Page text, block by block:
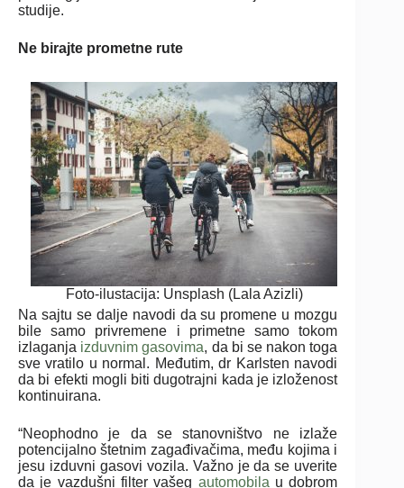
studije.
Ne birajte prometne rute
Foto-ilustacija: Unsplash (Lala Azizli)
Na sajtu se dalje navodi da su promene u mozgu
bile samo privremene i primetne samo tokom
izlaganja izduvnim gasovima, da bi se nakon toga
sve vratilo u normal. Međutim, dr Karlsten navodi
da bi efekti mogli biti dugotrajni kada je izloženost
kontinuirana.
“Neophodno je da se stanovništvo ne izlaže
potencijalno štetnim zagađivačima, među kojima i
jesu izduvni gasovi vozila. Važno je da se uverite
da je vazdušni filter vašeg automobila u dobrom